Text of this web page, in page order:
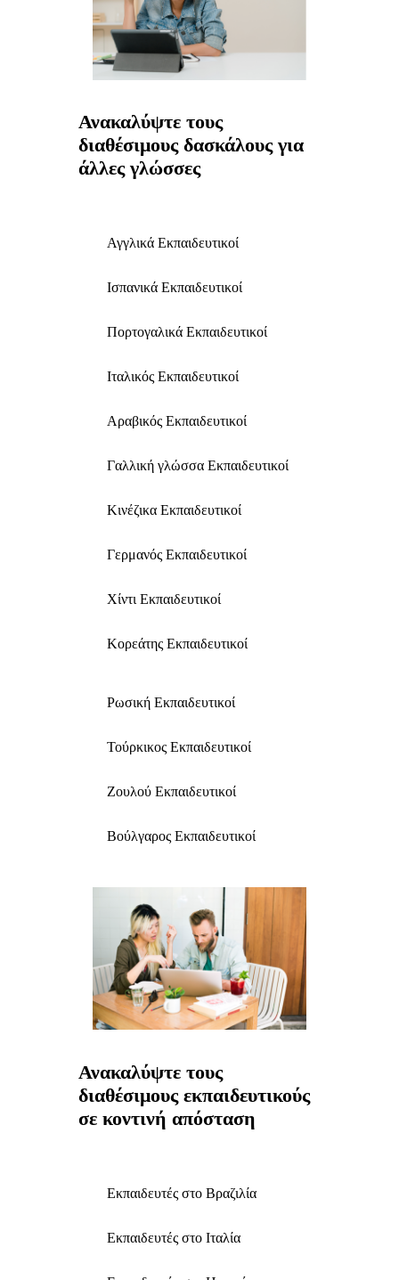
Ανακαλύψτε τους
διαθέσιμους δασκάλους για
άλλες γλώσσες
Αγγλικά Εκπαιδευτικοί
Ισπανικά Εκπαιδευτικοί
Πορτογαλικά Εκπαιδευτικοί
Ιταλικός Εκπαιδευτικοί
Αραβικός Εκπαιδευτικοί
Γαλλική γλώσσα Εκπαιδευτικοί
Κινέζικα Εκπαιδευτικοί
Γερμανός Εκπαιδευτικοί
Χίντι Εκπαιδευτικοί
Κορεάτης Εκπαιδευτικοί
Ρωσική Εκπαιδευτικοί
Τούρκικος Εκπαιδευτικοί
Ζουλού Εκπαιδευτικοί
Βούλγαρος Εκπαιδευτικοί
Ανακαλύψτε τους
διαθέσιμους εκπαιδευτικούς
σε κοντινή απόσταση
Εκπαιδευτές στο Βραζιλία
Εκπαιδευτές στο Ιταλία